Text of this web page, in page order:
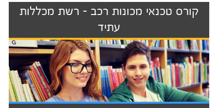
קורס טכנאי מכונות רכב - רשת מכללות
עתיד